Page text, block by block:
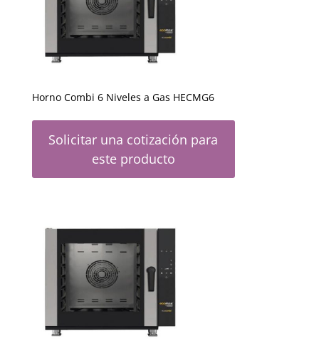
Horno Combi 6 Niveles a Gas HECMG6
Solicitar una cotización para
este producto